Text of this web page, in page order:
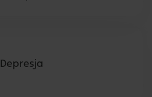
Depresja